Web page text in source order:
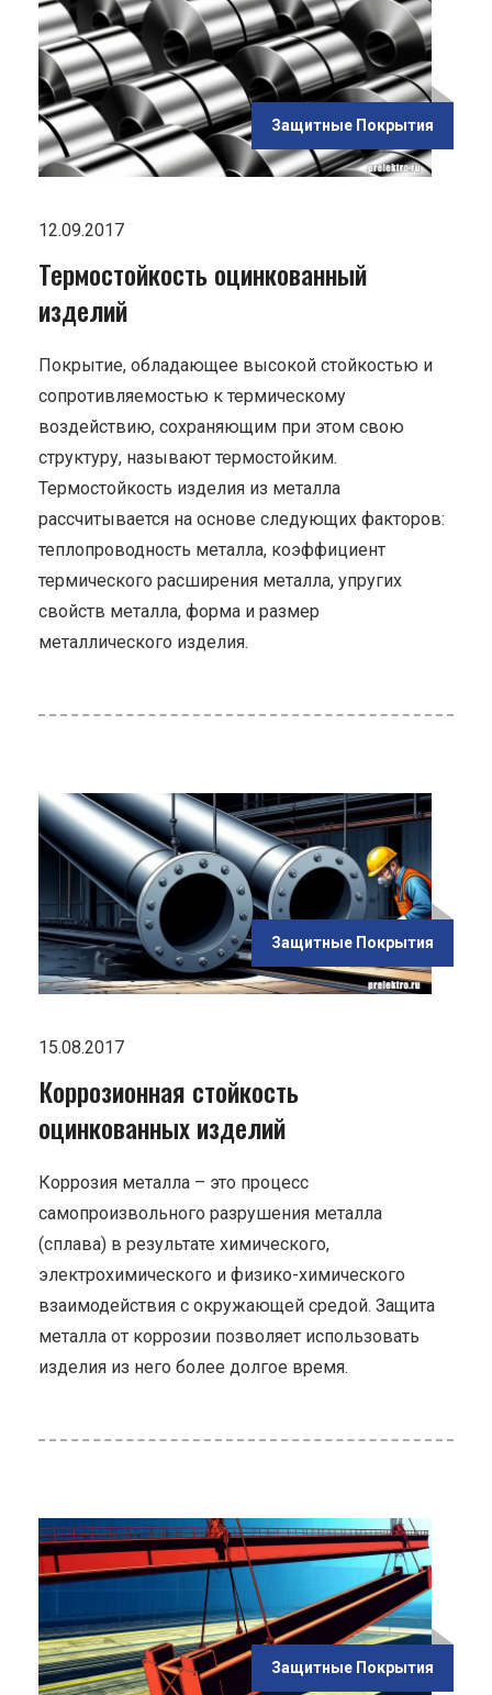
Защитные Покрытия
12.09.2017
Термостойкость оцинкованный
изделий
Покрытие, обладающее высокой стойкостью и
сопротивляемостью к термическому
воздействию, сохраняющим при этом свою
структуру, называют термостойким.
Термостойкость изделия из металла
рассчитывается на основе следующих факторов:
теплопроводность металла, коэффициент
термического расширения металла, упругих
свойств металла, форма и размер
металлического изделия.
Защитные Покрытия
15.08.2017
Коррозионная стойкость
оцинкованных изделий
Коррозия металла – это процесс
самопроизвольного разрушения металла
(сплава) в результате химического,
электрохимического и физико-химического
взаимодействия с окружающей средой. Защита
металла от коррозии позволяет использовать
изделия из него более долгое время.
Защитные Покрытия